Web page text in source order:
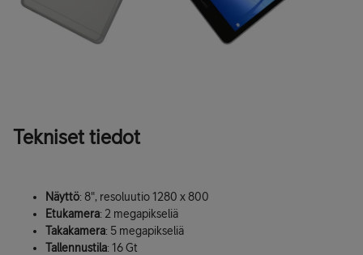
Tekniset tiedot
Näyttö: 8", resoluutio 1280 x 800
Etukamera: 2 megapikseliä
Takakamera: 5 megapikseliä
Tallennustila: 16 Gt